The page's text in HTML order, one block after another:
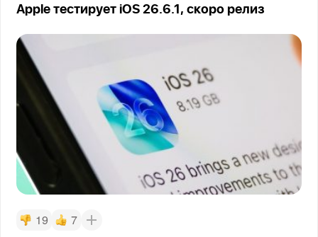
Apple тестирует iOS 26.6.1, скоро релиз
19 7